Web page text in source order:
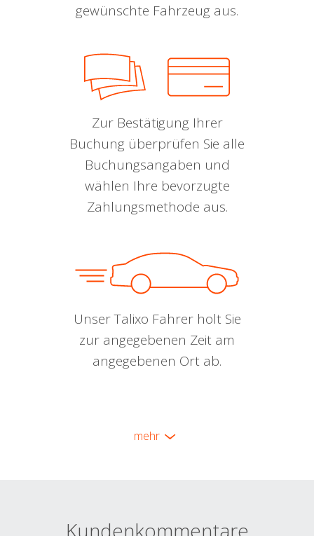
gewünschte Fahrzeug aus.
Zur Bestätigung Ihrer
Buchung überprüfen Sie alle
Buchungsangaben und
wählen Ihre bevorzugte
Zahlungsmethode aus.
Unser Talixo Fahrer holt Sie
zur angegebenen Zeit am
angegebenen Ort ab.
mehr
Kundenkommentare